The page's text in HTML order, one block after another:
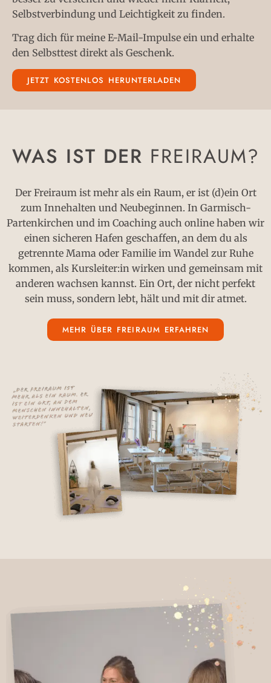
Selbstverbindung und Leichtigkeit zu finden.
Trag dich für meine E-Mail-Impulse ein und erhalte
den Selbsttest direkt als Geschenk.
JETZT KOSTENLOS HERUNTERLADEN
WAS IST DER FREIRAUM?
Der Freiraum ist mehr als ein Raum, er ist (d)ein Ort
zum Innehalten und Neubeginnen. In Garmisch-
Partenkirchen und im Coaching auch online haben wir
einen sicheren Hafen geschaffen, an dem du als
getrennte Mama oder Familie im Wandel zur Ruhe
kommen, als Kursleiter:in wirken und gemeinsam mit
anderen wachsen kannst. Ein Ort, der nicht perfekt
sein muss, sondern lebt, hält und mit dir atmet.
MEHR ÜBER FREIRAUM ERFAHREN